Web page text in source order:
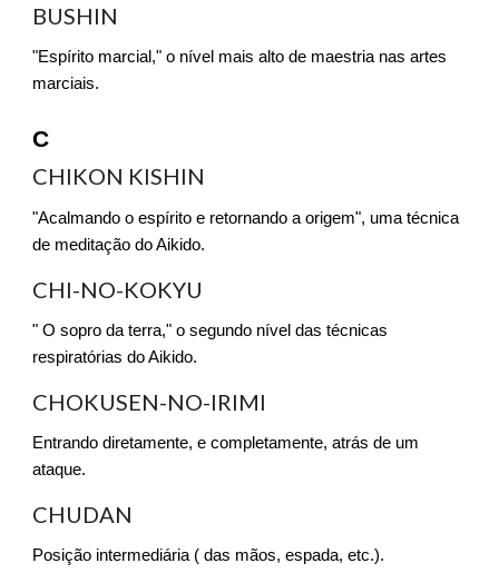
BUSHIN
"Espírito marcial," o nível mais alto de maestria nas artes
marciais.
C
CHIKON KISHIN
"Acalmando o espírito e retornando a origem", uma técnica
de meditação do Aikido.
CHI-NO-KOKYU
" O sopro da terra," o segundo nível das técnicas
respiratórias do Aikido.
CHOKUSEN-NO-IRIMI
Entrando diretamente, e completamente, atrás de um
ataque.
CHUDAN
Posição intermediária ( das mãos, espada, etc.).